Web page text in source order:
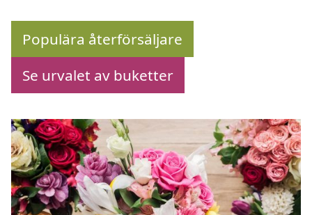
Populära återförsäljare
Se urvalet av buketter